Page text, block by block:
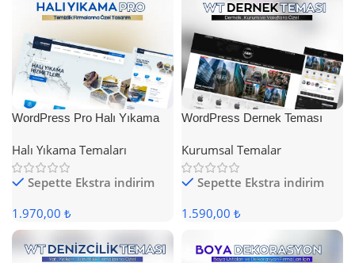
WordPress Pro Halı Yıkama
Halı Yıkama Temaları
Sepette Ekstra indirim
1.970,00 ₺
WordPress Dernek Teması
Kurumsal Temalar
Sepette Ekstra indirim
1.590,00 ₺